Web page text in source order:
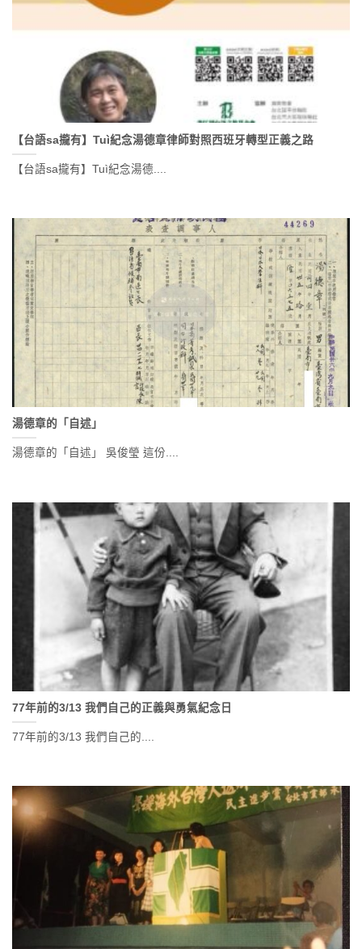
【台語sa攏有】Tuì紀念湯德章律師對照西班牙轉型正義之路
【台語sa攏有】Tuì紀念湯德....
湯德章的「自述」
湯德章的「自述」 吳俊瑩 這份....
77年前的3/13 我們自己的正義與勇氣紀念日
77年前的3/13 我們自己的....